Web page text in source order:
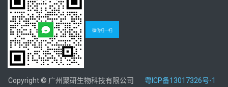
微信扫一扫
Copyright © 广州聚研生物科技有限公司 粤ICP备13017326号-1